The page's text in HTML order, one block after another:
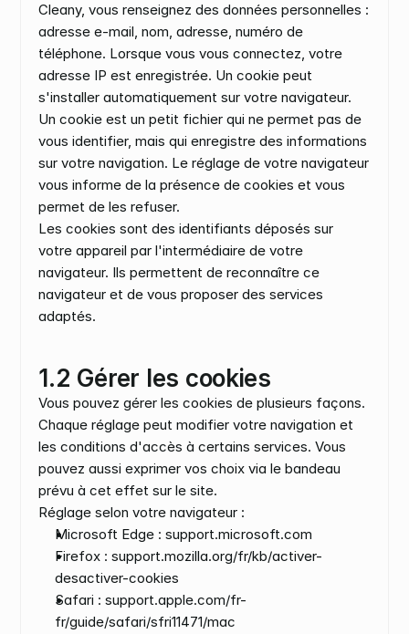
Cleany, vous renseignez des données personnelles :
adresse e-mail, nom, adresse, numéro de
téléphone. Lorsque vous vous connectez, votre
adresse IP est enregistrée. Un cookie peut
s'installer automatiquement sur votre navigateur.
Un cookie est un petit fichier qui ne permet pas de
vous identifier, mais qui enregistre des informations
sur votre navigation. Le réglage de votre navigateur
vous informe de la présence de cookies et vous
permet de les refuser.
Les cookies sont des identifiants déposés sur
votre appareil par l'intermédiaire de votre
navigateur. Ils permettent de reconnaître ce
navigateur et de vous proposer des services
adaptés.
1.2 Gérer les cookies
Vous pouvez gérer les cookies de plusieurs façons.
Chaque réglage peut modifier votre navigation et
les conditions d'accès à certains services. Vous
pouvez aussi exprimer vos choix via le bandeau
prévu à cet effet sur le site.
Réglage selon votre navigateur :
Microsoft Edge : support.microsoft.com
Firefox : support.mozilla.org/fr/kb/activer-
desactiver-cookies
Safari : support.apple.com/fr-
fr/guide/safari/sfri11471/mac